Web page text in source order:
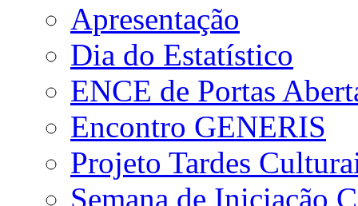
Apresentação
Dia do Estatístico
ENCE de Portas
Encontro GENERIS
Projeto Tardes
Semana de Iniciação